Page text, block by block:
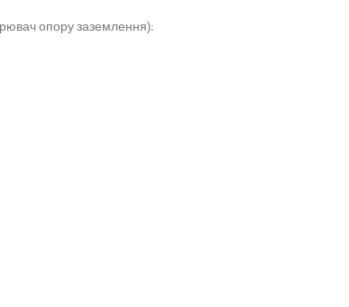
опору заземлення):